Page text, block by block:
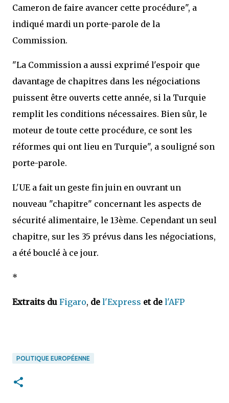
Cameron de faire avancer cette procédure", a
indiqué mardi un porte-parole de la
Commission.
"La Commission a aussi exprimé l'espoir que
davantage de chapitres dans les négociations
puissent être ouverts cette année, si la Turquie
remplit les conditions nécessaires. Bien sûr, le
moteur de toute cette procédure, ce sont les
réformes qui ont lieu en Turquie", a souligné son
porte-parole.
L'UE a fait un geste fin juin en ouvrant un
nouveau "chapitre" concernant les aspects de
sécurité alimentaire, le 13ème. Cependant un seul
chapitre, sur les 35 prévus dans les négociations,
a été bouclé à ce jour.
*
Extraits du Figaro, de l'Express et de l'AFP
POLITIQUE EUROPÉENNE